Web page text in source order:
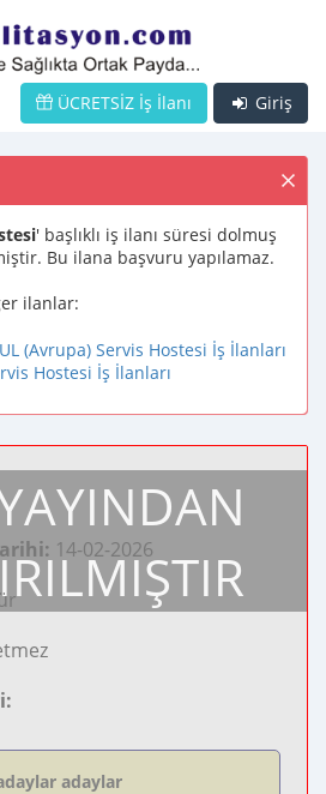
Giriş
ÜCRETSİZ İş İlanı
' başlıklı iş ilanı süresi dolmuş
Bu ilana başvuru yapılamaz.
ilanlar:
(Avrupa) Servis Hostesi İş İlanları
Hostesi İş İlanları
14-02-2026
adaylar